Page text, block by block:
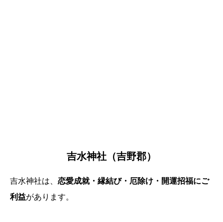
吉水神社（吉野郡）
吉水神社は、 恋愛成就・縁結び・厄除け・開運招福にご
利益があります。